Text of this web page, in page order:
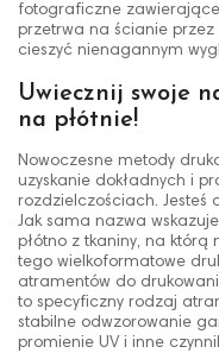
fotograficzne
przetrwa na ścianie
cieszyć nienagannym
Uwiecznij swoje
na płótnie!
Nowoczesne metody
uzyskanie dokładnych i
rozdzielczościach. Jesteś
Jak sama nazwa
płótno z tkaniny, na którą
tego wielkoformatowe
atramentów do
to specyficzny rodzaj
stabilne odwzorowanie
promienie UV i inne